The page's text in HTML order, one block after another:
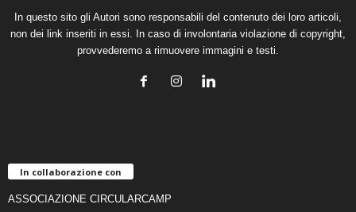
In questo sito gli Autori sono responsabili del contenuto dei loro articoli,
non dei link inseriti in essi. In caso di involontaria violazione di copyright,
provvederemo a rimuovere immagini e testi.
In collaborazione con
ASSOCIAZIONE CIRCULARCAMP